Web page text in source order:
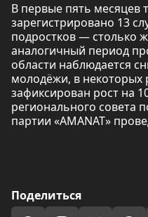
В первые пять месяцев
зарегистрировано 13
подростков — столько
аналогичный период
области наблюдается
молодёжи, в некоторых
зафиксирован рост на
регионального совета
партии «AMANAT»
Поделиться